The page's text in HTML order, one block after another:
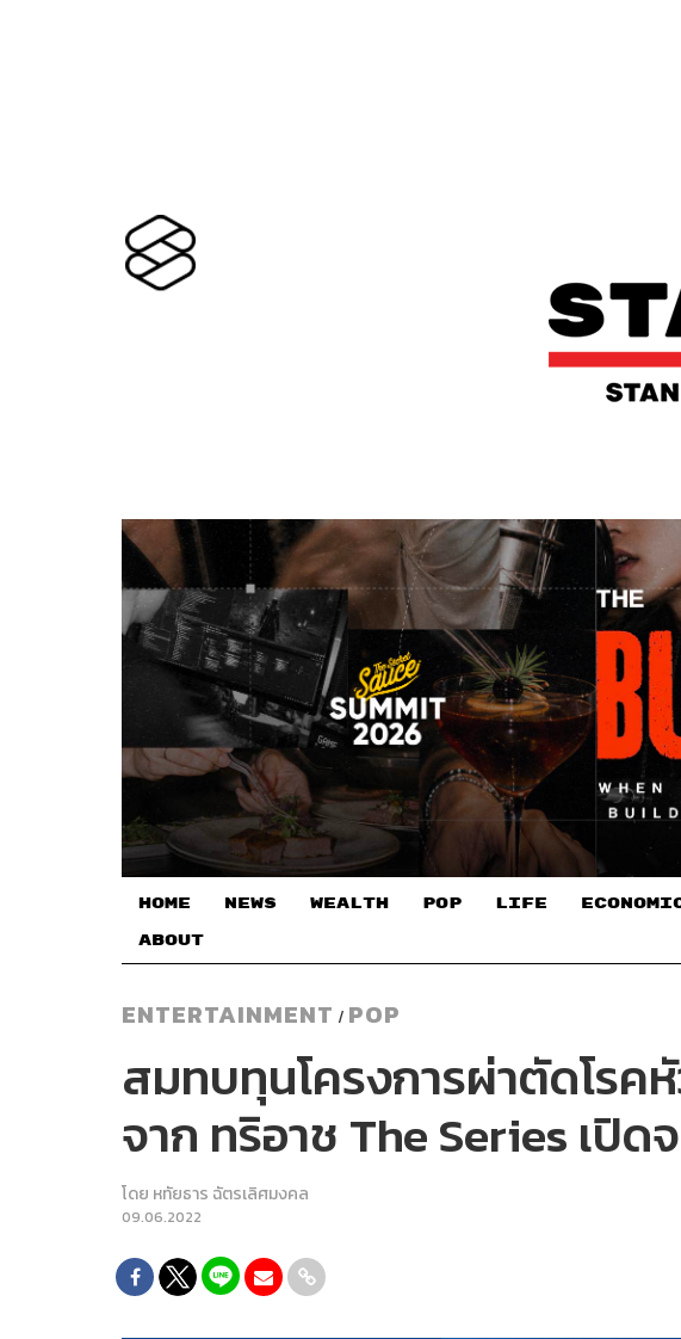
HOME NEWS WEALTH POP LIFE
ABOUT
ENTERTAINMENT / POP
สมทบทุนโครงการผ่าตัดโรค
จาก ทริอาช The Series เปิด
โดย หทัยธาร ฉัตรเลิศมงคล
09.06.2022